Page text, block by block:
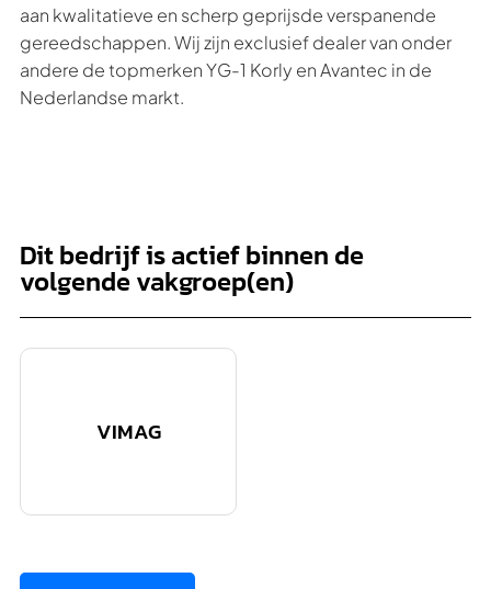
aan kwalitatieve en scherp geprijsde verspanende
gereedschappen. Wij zijn exclusief dealer van onder
andere de topmerken YG-1 Korly en Avantec in de
Nederlandse markt.
Dit bedrijf is actief binnen de
volgende vakgroep(en)
VIMAG